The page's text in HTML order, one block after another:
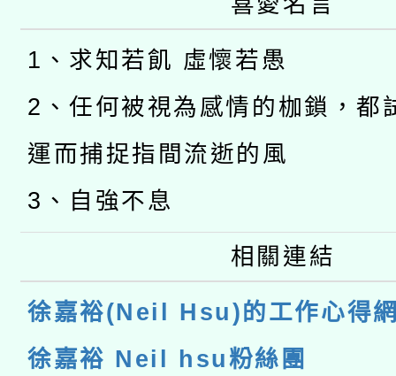
1、求知若飢 虛懷若愚
2、任何被視為感情的枷鎖，都
運而捕捉指間流逝的風
3、自強不息
相關連結
徐嘉裕(Neil Hsu)的工作心得
徐嘉裕 Neil hsu粉絲團